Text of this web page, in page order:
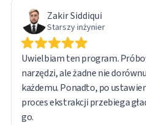
Zakir Siddiqui
Starszy inżynier
Uwielbiam ten program.
narzędzi, ale żadne nie
każdemu. Ponadto, po
proces ekstrakcji przebiega
go.